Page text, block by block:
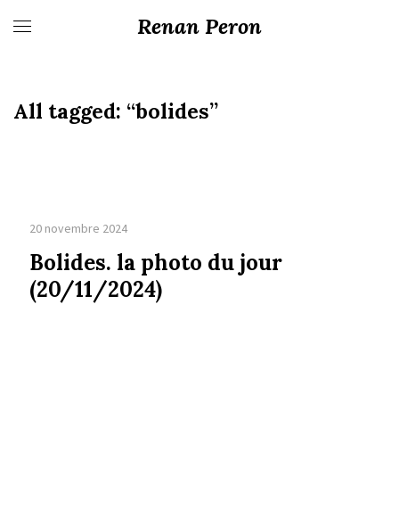
Renan Peron
All tagged: “bolides”
20 novembre 2024
Bolides. la photo du jour
(20/11/2024)